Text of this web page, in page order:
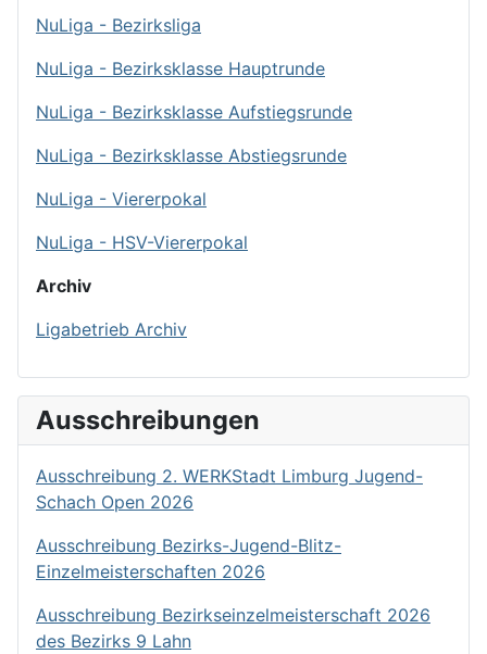
NuLiga - Bezirksliga
NuLiga - Bezirksklasse Hauptrunde
NuLiga - Bezirksklasse Aufstiegsrunde
NuLiga - Bezirksklasse Abstiegsrunde
NuLiga - Viererpokal
NuLiga - HSV-Viererpokal
Archiv
Ligabetrieb Archiv
Ausschreibungen
Ausschreibung 2. WERKStadt Limburg Jugend-
Schach Open 2026
Ausschreibung Bezirks-Jugend-Blitz-
Einzelmeisterschaften 2026
Ausschreibung Bezirkseinzelmeisterschaft 2026
des Bezirks 9 Lahn